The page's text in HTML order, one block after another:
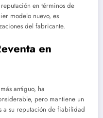
en términos de
modelo nuevo, es
del fabricante.
en
antiguo, ha
pero mantiene un
a su reputación de fiabilidad